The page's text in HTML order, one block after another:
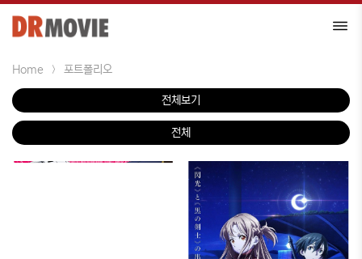
Home 포트폴리오
전체보기
시리즈
극장판
DTV
Short · PV
디알무비 오리지날
전체
한국
일본